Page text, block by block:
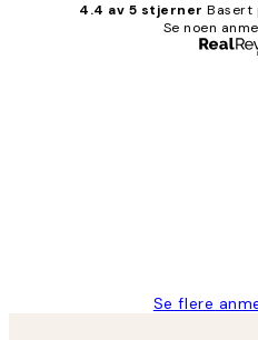
4.4 av 5 stjerner Basert
Se noen
Se flere